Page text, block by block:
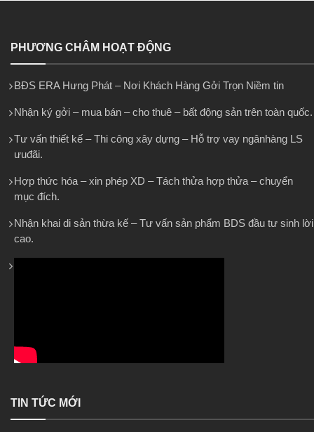
PHƯƠNG CHÂM HOẠT ĐỘNG
BĐS ERA Hưng Phát – Nơi Khách Hàng Gởi Trọn Niềm tin
Nhận ký gởi – mua bán – cho thuê – bất động sản trên toàn quốc.
Tư vấn thiết kế – Thi công xây dựng – Hỗ trợ vay ngânhàng LS
ưuđãi.
Hợp thức hóa – xin phép XD – Tách thửa hợp thửa – chuyển
mục đích.
Nhận khai di sản thừa kế – Tư vấn sản phẩm BDS đầu tư sinh lời
cao.
TIN TỨC MỚI